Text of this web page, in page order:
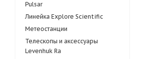
Pulsar
Линейка Explore Scientific
Метеостанции
Телескопы и аксессуары
Levenhuk Ra